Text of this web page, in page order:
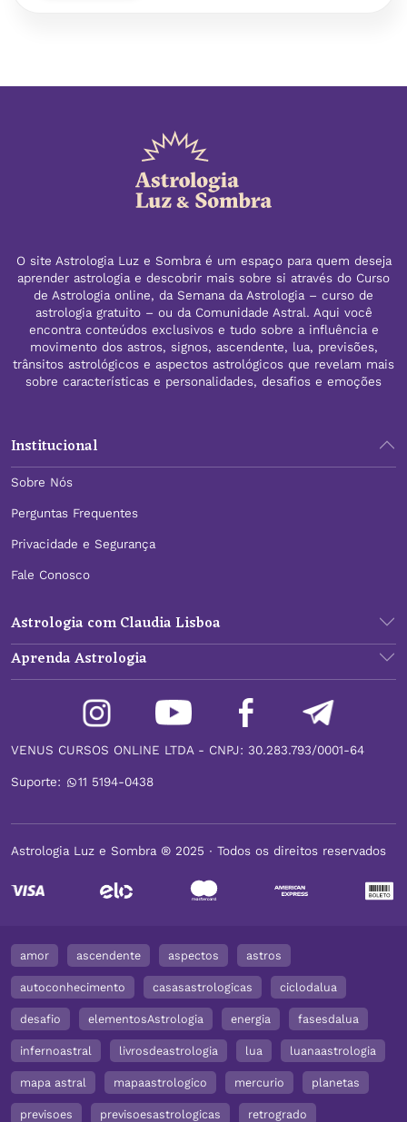
O site Astrologia Luz e Sombra é um espaço para quem deseja
aprender astrologia e descobrir mais sobre si através do Curso
de Astrologia online, da Semana da Astrologia – curso de
astrologia gratuito – ou da Comunidade Astral. Aqui você
encontra conteúdos exclusivos e tudo sobre a influência e
movimento dos astros, signos, ascendente, lua, previsões,
trânsitos astrológicos e aspectos astrológicos que revelam mais
sobre características e personalidades, desafios e emoções
Institucional
Sobre Nós
Perguntas Frequentes
Privacidade e Segurança
Fale Conosco
Astrologia com Claudia Lisboa
Aprenda Astrologia
VENUS CURSOS ONLINE LTDA - CNPJ: 30.283.793/0001-64
Suporte: 11 5194-0438
Astrologia Luz e Sombra ® 2025 ∙ Todos os direitos reservados
amor ascendente aspectos astros
autoconhecimento casasastrologicas ciclodalua
desafio elementosAstrologia energia fasesdalua
infernoastral livrosdeastrologia lua luanaastrologia
mapa astral mapaastrologico mercurio planetas
previsoes previsoesastrologicas retrogrado